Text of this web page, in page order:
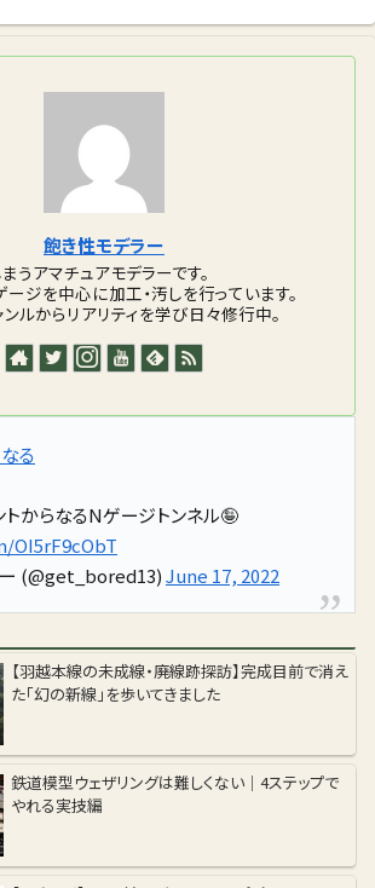
飽き性モデラー
うアマチュアモデラーです。
ジを中心に加工・汚しを行っています。
ルからリアリティを学び日々修行中。
る
トからなるNゲージトンネル🤪
OI5rF9cObT
(@get_bored13)June 17, 2022
【羽越本線の未成線・廃線跡探訪】完成目前で消え
た「幻の新線」を歩いてきました
鉄道模型ウェザリングは難しくない｜4ステップで
やれる実技編